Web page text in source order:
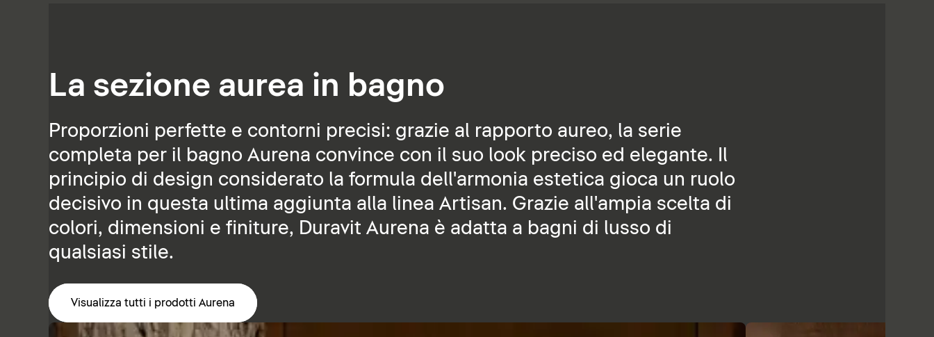
La sezione aurea in bagno
Proporzioni perfette e contorni precisi: grazie al rapporto aureo, la serie
completa per il bagno Aurena convince con il suo look preciso ed elegante. Il
principio di design considerato la formula dell'armonia estetica gioca un ruolo
decisivo in questa ultima aggiunta alla linea Artisan. Grazie all'ampia scelta di
colori, dimensioni e finiture, Duravit Aurena è adatta a bagni di lusso di
qualsiasi stile.
Visualizza tutti i prodotti Aurena